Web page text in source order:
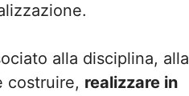
alla disciplina, alla
costruire, realizzare in